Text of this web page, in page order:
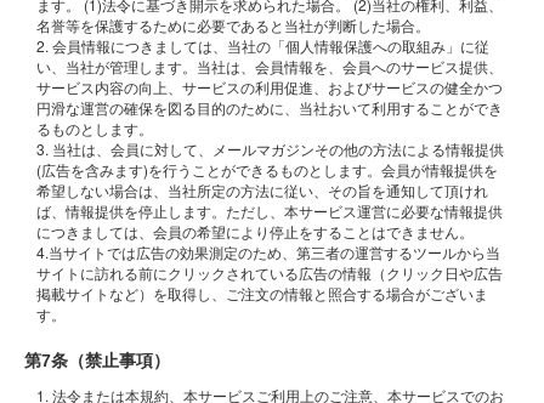
名誉等を保護するために必要であると当社が判断した場合。
2. 会員情報につきましては、当社の「個人情報保護への取組み」に従
い、当社が管理します。当社は、会員情報を、会員へのサービス提供、
サービス内容の向上、サービスの利用促進、およびサービスの健全かつ
円滑な運営の確保を図る目的のために、当社おいて利用することができ
るものとします。
3. 当社は、会員に対して、メールマガジンその他の方法による情報提供
(広告を含みます)を行うことができるものとします。会員が情報提供を
希望しない場合は、当社所定の方法に従い、その旨を通知して頂けれ
ば、情報提供を停止します。ただし、本サービス運営に必要な情報提供
につきましては、会員の希望により停止をすることはできません。
4.当サイトでは広告の効果測定のため、第三者の運営するツールから当
サイトに訪れる前にクリックされている広告の情報（クリック日や広告
掲載サイトなど）を取得し、ご注文の情報と照合する場合がございま
す。
第7条（禁止事項）
1. 法令または本規約、本サービスご利用上のご注意、本サービスでのお